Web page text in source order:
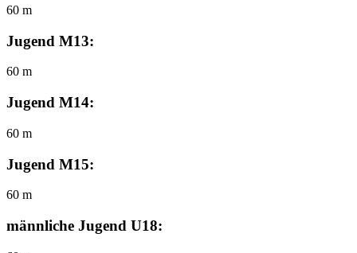
60 m
Jugend M13:
60 m
Jugend M14:
60 m
Jugend M15:
60 m
männliche Jugend U18: